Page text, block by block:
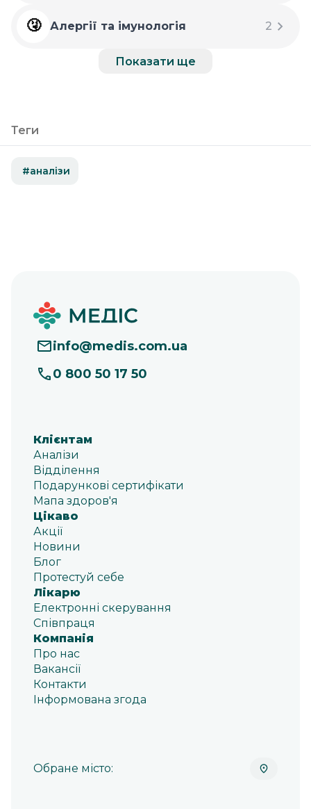
🤧 Алергії та імунологія 2
Показати ще
Теги
#аналізи
info@medis.com.ua
0 800 50 17 50
Клієнтам
Аналізи
Відділення
Подарункові сертифікати
Мапа здоров'я
Цікаво
Акції
Новини
Блог
Протестуй себе
Лікарю
Електронні скерування
Співпраця
Компанія
Про нас
Вакансії
Контакти
Інформована згода
Обране місто: